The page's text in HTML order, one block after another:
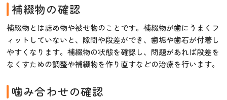
補綴物の確認
補綴物とは詰め物や被せ物のことです。補綴物が歯にうまくフ
ィットしていないと、隙間や段差ができ、歯垢や歯石が付着し
やすくなります。補綴物の状態を確認し、問題があれば段差を
なくすための調整や補綴物を作り直すなどの治療を行います。
噛み合わせの確認